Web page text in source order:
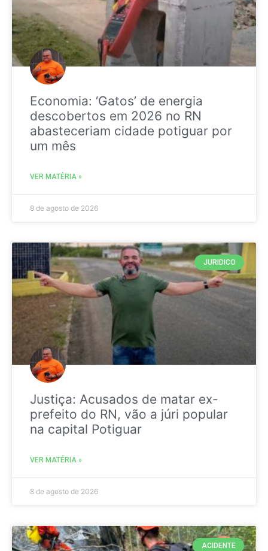
Economia: ‘Gatos’ de energia
descobertos em 2026 no RN
abasteceriam cidade potiguar por
um mês
VER MATÉRIA »
8 de agosto de 2026
JURIDICO
Justiça: Acusados de matar ex-
prefeito do RN, vão a júri popular
na capital Potiguar
VER MATÉRIA »
8 de agosto de 2026
ACIDENTE